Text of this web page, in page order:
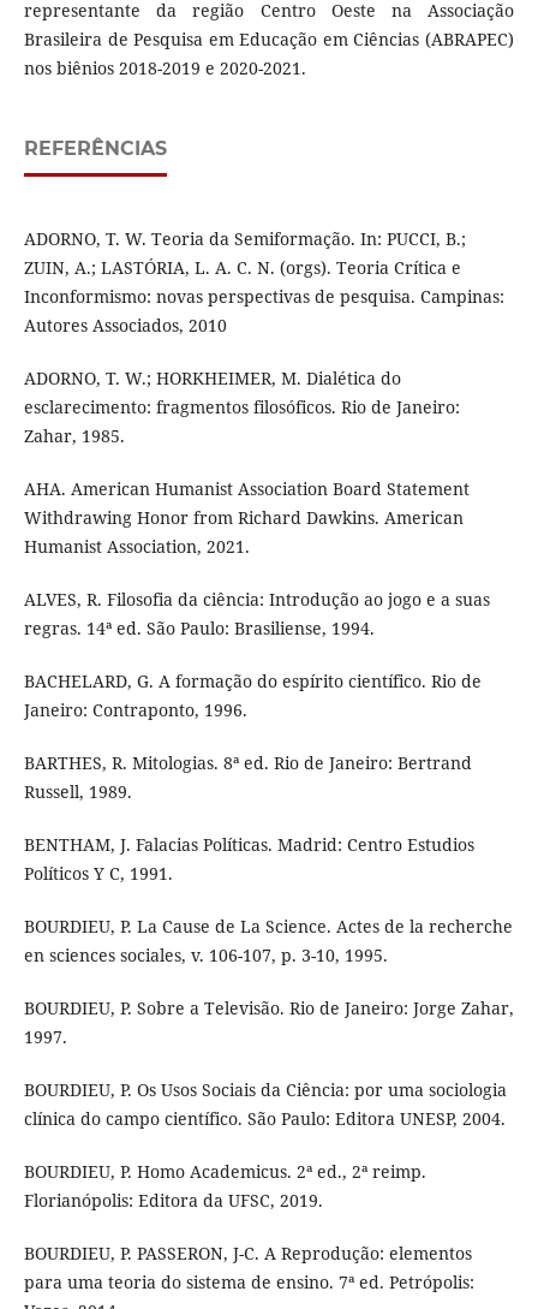
representante da região Centro Oeste na Associação
Brasileira de Pesquisa em Educação em Ciências (ABRAPEC)
nos biênios 2018-2019 e 2020-2021.
REFERÊNCIAS
ADORNO, T. W. Teoria da Semiformação. In: PUCCI, B.;
ZUIN, A.; LASTÓRIA, L. A. C. N. (orgs). Teoria Crítica e
Inconformismo: novas perspectivas de pesquisa. Campinas:
Autores Associados, 2010
ADORNO, T. W.; HORKHEIMER, M. Dialética do
esclarecimento: fragmentos filosóficos. Rio de Janeiro:
Zahar, 1985.
AHA. American Humanist Association Board Statement
Withdrawing Honor from Richard Dawkins. American
Humanist Association, 2021.
ALVES, R. Filosofia da ciência: Introdução ao jogo e a suas
regras. 14ª ed. São Paulo: Brasiliense, 1994.
BACHELARD, G. A formação do espírito científico. Rio de
Janeiro: Contraponto, 1996.
BARTHES, R. Mitologias. 8ª ed. Rio de Janeiro: Bertrand
Russell, 1989.
BENTHAM, J. Falacias Políticas. Madrid: Centro Estudios
Políticos Y C, 1991.
BOURDIEU, P. La Cause de La Science. Actes de la recherche
en sciences sociales, v. 106-107, p. 3-10, 1995.
BOURDIEU, P. Sobre a Televisão. Rio de Janeiro: Jorge Zahar,
1997.
BOURDIEU, P. Os Usos Sociais da Ciência: por uma sociologia
clínica do campo científico. São Paulo: Editora UNESP, 2004.
BOURDIEU, P. Homo Academicus. 2ª ed., 2ª reimp.
Florianópolis: Editora da UFSC, 2019.
BOURDIEU, P. PASSERON, J-C. A Reprodução: elementos
para uma teoria do sistema de ensino. 7ª ed. Petrópolis: